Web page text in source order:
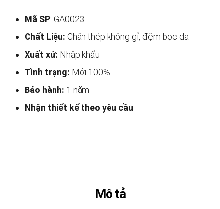
Mã SP: GA0023
Chất Liệu: Chân thép không gỉ, đệm bọc da
Xuất xứ: Nhập khẩu
Tình trạng: Mới 100%
Bảo hành: 1 năm
Nhận thiết kế theo yêu cầu
Mô tả